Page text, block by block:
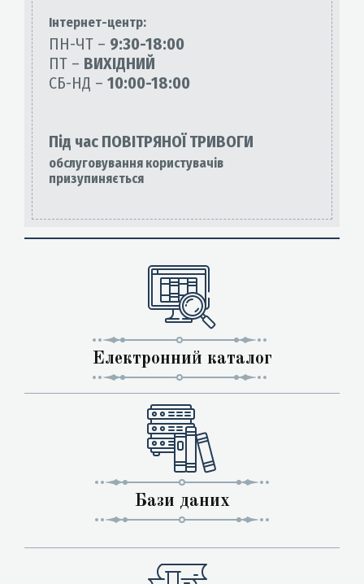
Інтернет-центр:
ПН-ЧТ – 9:30-18:00
ПТ – ВИХІДНИЙ
СБ-НД – 10:00-18:00
Під час ПОВІТРЯНОЇ ТРИВОГИ
обслуговування користувачів
призупиняється
Електронний каталог
Бази даних